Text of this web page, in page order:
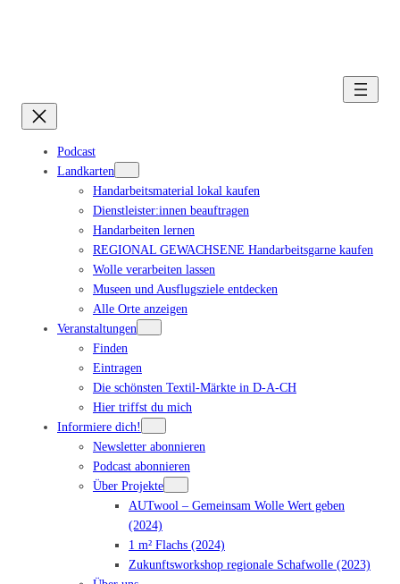
Podcast
Landkarten
Handarbeitsmaterial lokal kaufen
Dienstleister:innen beauftragen
Handarbeiten lernen
REGIONAL GEWACHSENE Handarbeitsgarne kaufen
Wolle verarbeiten lassen
Museen und Ausflugsziele entdecken
Alle Orte anzeigen
Veranstaltungen
Finden
Eintragen
Die schönsten Textil-Märkte in D-A-CH
Hier triffst du mich
Informiere dich!
Newsletter abonnieren
Podcast abonnieren
Über Projekte
AUTwool – Gemeinsam Wolle Wert geben
(2024)
1 m² Flachs (2024)
Zukunftsworkshop regionale Schafwolle (2023)